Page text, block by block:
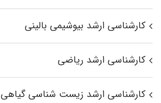
کارشناسی ارشد بیوشیمی بالینی
کارشناسی ارشد ریاضی
کارشناسی ارشد زیست‌ شناسی گیاهی